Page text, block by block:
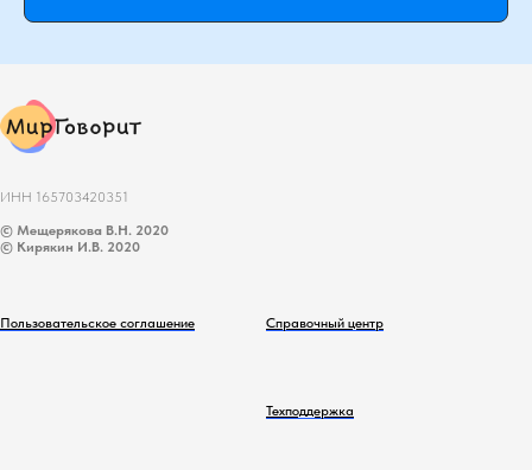
ИНН 165703420351
© Мещерякова В.Н. 2020
© Кирякин И.В. 2020
Пользовательское соглашение Справочный центр
Техподдержка